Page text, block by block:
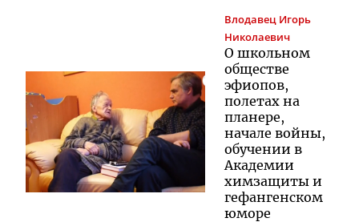
Влодавец Игорь
Николаевич
О школьном
обществе
эфиопов,
полетах на
планере,
начале войны,
обучении в
Академии
химзащиты и
гефангенском
юморе